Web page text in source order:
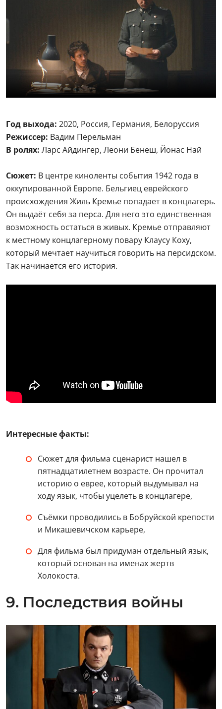
Год выхода: 2020, Россия, Германия, Белоруссия
Режиссер: Вадим Перельман
В ролях: Ларс Айдингер, Леони Бенеш, Йонас Най
Сюжет: В центре киноленты события 1942 года в
оккупированной Европе. Бельгиец еврейского
происхождения Жиль Кремье попадает в концлагерь.
Он выдаёт себя за перса. Для него это единственная
возможность остаться в живых. Кремье отправляют
к местному концлагерному повару Клаусу Коху,
который мечтает научиться говорить на персидском.
Так начинается его история.
Интересные факты:
Сюжет для фильма сценарист нашел в
пятнадцатилетнем возрасте. Он прочитал
историю о еврее, который выдумывал на
ходу язык, чтобы уцелеть в концлагере,
Съёмки проводились в Бобруйской крепости
и Микашевичском карьере,
Для фильма был придуман отдельный язык,
который основан на именах жертв
Холокоста.
9. Последствия войны